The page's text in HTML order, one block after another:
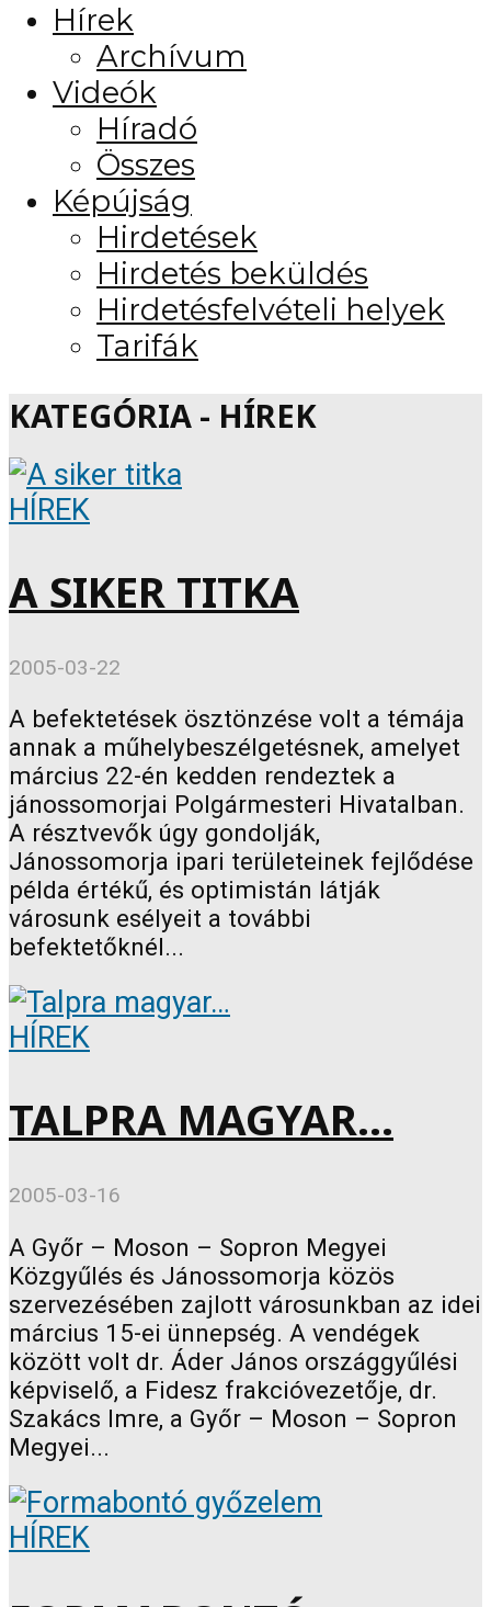
Hírek
Archívum
Videók
Híradó
Összes
Képújság
Hirdetések
Hirdetés beküldés
Hirdetésfelvételi helyek
Tarifák
KATEGÓRIA - HÍREK
HÍREK
A SIKER TITKA
2005-03-22
A befektetések ösztönzése volt a témája
annak a műhelybeszélgetésnek, amelyet
március 22-én kedden rendeztek a
jánossomorjai Polgármesteri Hivatalban.
A résztvevők úgy gondolják,
Jánossomorja ipari területeinek fejlődése
példa értékű, és optimistán látják
városunk esélyeit a további
befektetőknél...
HÍREK
TALPRA MAGYAR…
2005-03-16
A Győr – Moson – Sopron Megyei
Közgyűlés és Jánossomorja közös
szervezésében zajlott városunkban az idei
március 15-ei ünnepség. A vendégek
között volt dr. Áder János országgyűlési
képviselő, a Fidesz frakcióvezetője, dr.
Szakács Imre, a Győr – Moson – Sopron
Megyei...
HÍREK